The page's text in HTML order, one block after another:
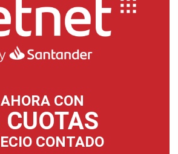
AHORA CON
CONTADO